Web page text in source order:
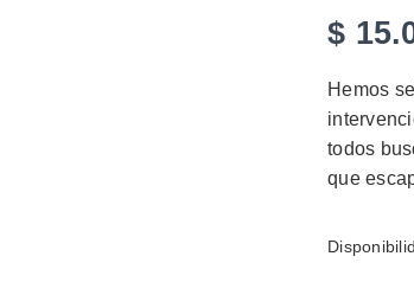
$
Hemos
todos
que